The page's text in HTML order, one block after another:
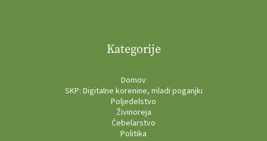
Kategorije
Domov
SKP: Digitalne korenine, mladi poganjki
Poljedelstvo
Živinoreja
Čebelarstvo
Politika